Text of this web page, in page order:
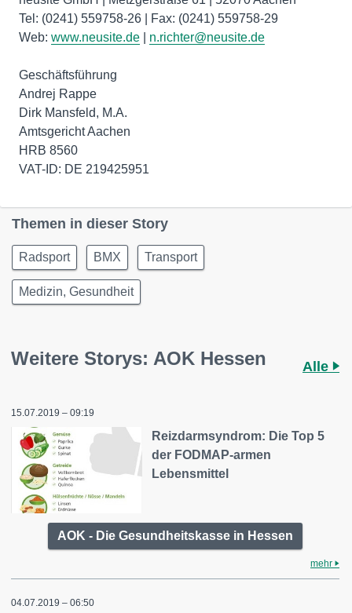
Tel: (0241) 559758-26 | Fax: (0241) 559758-29
Web: www.neusite.de n.richter@neusite.de
Geschäftsführung
Andrej Rappe
Dirk Mansfeld, M.A.
Amtsgericht Aachen
HRB 8560
Themen in dieser Story
Radsport BMX Transport
Medizin, Gesundheit
Weitere Storys: AOK Hessen Alle
15.07.2019 – 09:19
Reizdarmsyndrom: Die Top 5
der FODMAP-armen
Lebensmittel
AOK - Die Gesundheitskasse in Hessen
mehr
04.07.2019 – 06:50